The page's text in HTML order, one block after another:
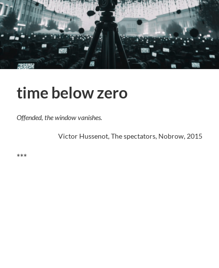
time below zero
Offended, the window vanishes.
Victor Hussenot, The spectators, Nobrow, 2015
***